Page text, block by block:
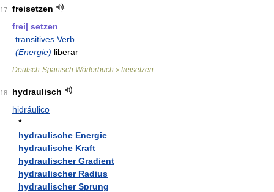
17
freisetzen
frei| setzen
transitives Verb
(Energie) liberar
Deutsch-Spanisch Wörterbuch > freisetzen
18
hydraulisch
hidráulico
*
hydraulische Energie
hydraulische Kraft
hydraulischer Gradient
hydraulischer Radius
hydraulischer Sprung